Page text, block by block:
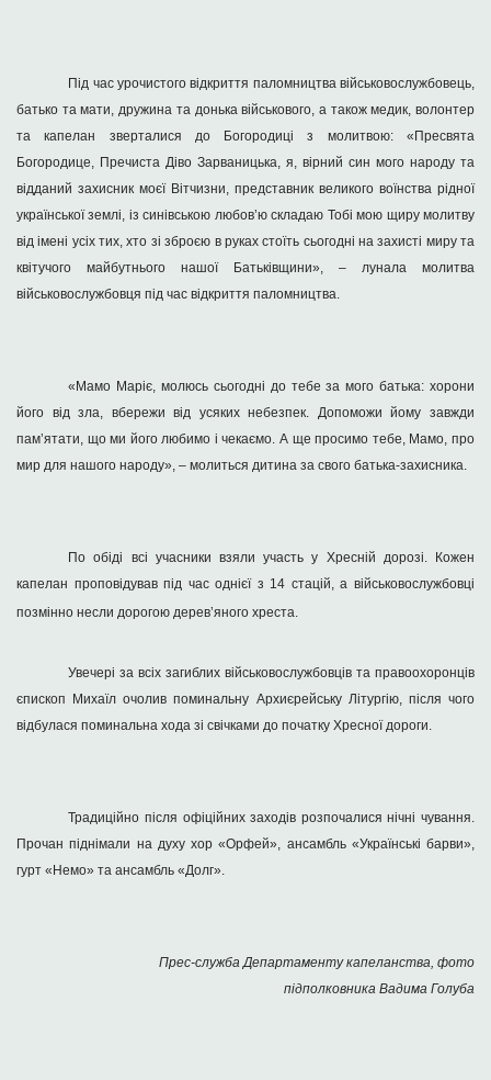
Під час урочистого відкриття паломництва військовослужбовець,
батько та мати, дружина та донька військового, а також медик, волонтер
та капелан зверталися до Богородиці з молитвою: «Пресвята
Богородице, Пречиста Діво Зарваницька, я, вірний син мого народу та
відданий захисник моєї Вітчизни, представник великого воїнства рідної
української землі, із синівською любов’ю складаю Тобі мою щиру молитву
від імені усіх тих, хто зі зброєю в руках стоїть сьогодні на захисті миру та
квітучого майбутнього нашої Батьківщини», – лунала молитва
військовослужбовця під час відкриття паломництва.
«Мамо Маріє, молюсь сьогодні до тебе за мого батька: хорони
його від зла, вбережи від усяких небезпек. Допоможи йому завжди
пам’ятати, що ми його любимо і чекаємо. А ще просимо тебе, Мамо, про
мир для нашого народу», – молиться дитина за свого батька-захисника.
По обіді всі учасники взяли участь у Хресній дорозі. Кожен
капелан проповідував під час однієї з 14 стацій, а військовослужбовці
позмінно несли дорогою дерев’яного хреста.
Увечері за всіх загиблих військовослужбовців та правоохоронців
єпископ Михаїл очолив поминальну Архиєрейську Літургію, після чого
відбулася поминальна хода зі свічками до початку Хресної дороги.
Традиційно після офіційних заходів розпочалися нічні чування.
Прочан піднімали на духу хор «Орфей», ансамбль «Українські барви»,
гурт «Немо» та ансамбль «Долг».
Прес-служба Департаменту капеланства, фото
підполковника Вадима Голуба